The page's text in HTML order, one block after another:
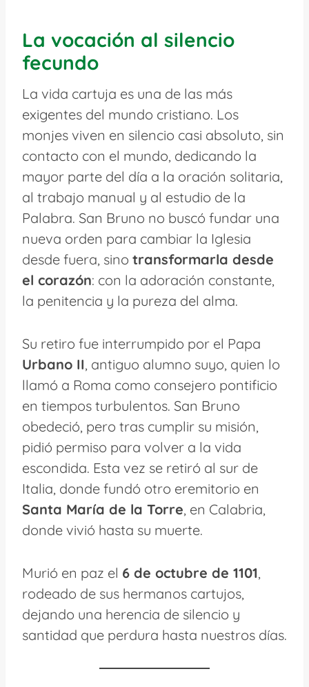
La vocación al silencio
fecundo
La vida cartuja es una de las más
exigentes del mundo cristiano. Los
monjes viven en silencio casi absoluto, sin
contacto con el mundo, dedicando la
mayor parte del día a la oración solitaria,
al trabajo manual y al estudio de la
Palabra. San Bruno no buscó fundar una
nueva orden para cambiar la Iglesia
desde fuera, sino transformarla desde
el corazón: con la adoración constante,
la penitencia y la pureza del alma.
Su retiro fue interrumpido por el Papa
Urbano II, antiguo alumno suyo, quien lo
llamó a Roma como consejero pontificio
en tiempos turbulentos. San Bruno
obedeció, pero tras cumplir su misión,
pidió permiso para volver a la vida
escondida. Esta vez se retiró al sur de
Italia, donde fundó otro eremitorio en
Santa María de la Torre, en Calabria,
donde vivió hasta su muerte.
Murió en paz el 6 de octubre de 1101,
rodeado de sus hermanos cartujos,
dejando una herencia de silencio y
santidad que perdura hasta nuestros días.